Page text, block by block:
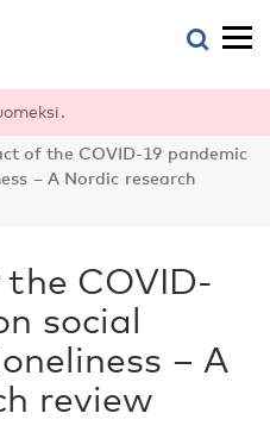
of the COVID-19 pandemic
– A Nordic research
COVID-
social
– A
review